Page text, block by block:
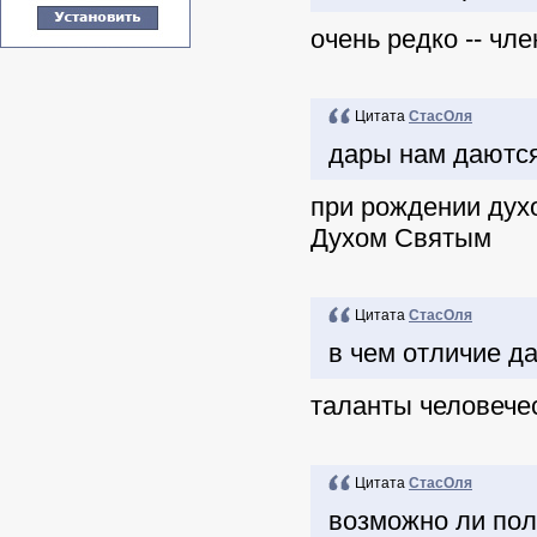
очень редко --
Цитата СтасОля
дары нам
при рождении
Духом Святым
Цитата СтасОля
в чем отличие
таланты
Цитата СтасОля
возможно ли